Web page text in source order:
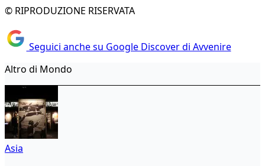
© RIPRODUZIONE RISERVATA
Seguici anche su Google Discover di Avvenire
Altro di Mondo
Asia